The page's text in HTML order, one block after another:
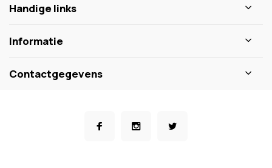
Handige links
Informatie
Contactgegevens